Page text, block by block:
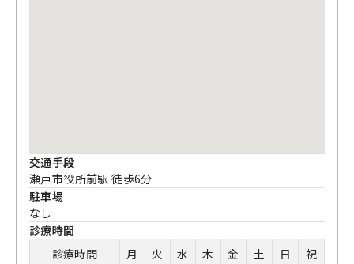
交通手段
瀬戸市役所前駅 徒歩6分​
駐車場
なし
診療時間
診療時間
月 火 水 木 金 土 日
祝